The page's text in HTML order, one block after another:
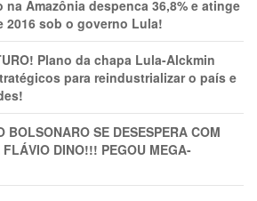
na Amazônia despenca 36,8% e atinge
2016 sob o governo Lula!
Plano da chapa Lula-Alckmin
para reindustrializar o país e
BOLSONARO SE DESESPERA COM
DINO!!! PEGOU MEGA-